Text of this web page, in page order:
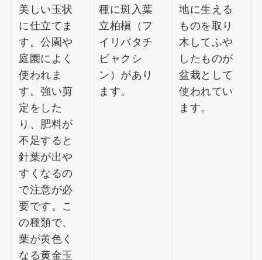
美しい玉状
に仕立てま
す。公園や
庭園によく
使われま
す。強い剪
定をした
り、肥料が
不足すると
針葉が出や
すくなるの
で注意が必
要です。こ
の種類で、
葉が黄色く
なる黄金玉
種に斑入葉
立柏槇（フ
イリバタチ
ビャクシ
ン）があり
ます。
地に生える
ものを取り
木してふや
したものが
盆栽として
使われてい
ます。